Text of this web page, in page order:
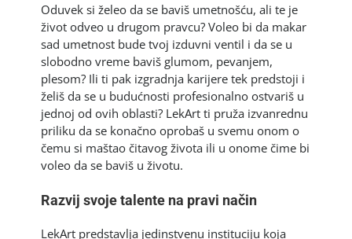
Oduvek si želeo da se baviš umetnošću, ali te je
život odveo u drugom pravcu? Voleo bi da makar
sad umetnost bude tvoj izduvni ventil i da se u
slobodno vreme baviš glumom, pevanjem,
plesom? Ili ti pak izgradnja karijere tek predstoji i
želiš da se u budućnosti profesionalno ostvariš u
jednoj od ovih oblasti? LekArt ti pruža izvanrednu
priliku da se konačno oprobaš u svemu onom o
čemu si maštao čitavog života ili u onome čime bi
voleo da se baviš u životu.
Razvij svoje talente na pravi način
LekArt predstavlja jedinstvenu instituciju koja